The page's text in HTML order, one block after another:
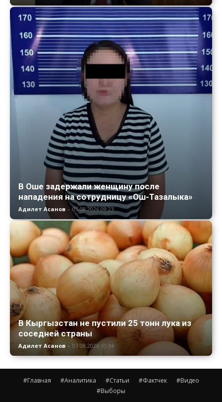
В Оше задержали женщину после
нападения на сотрудницу «Ош-Тазалыка»
Адилет Асанов - 05.08.2026 09:23
В Кыргызстан не пустили 25 тонн лука из
соседней страны
Адилет Асанов - 07.08.2026 10:14
#Главная #Аналитика #Статьи #Фактчек
#Видео
#Выборы